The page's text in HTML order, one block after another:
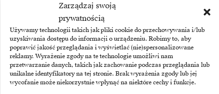
Zarządzaj swoją
prywatnością
Używamy technologii takich jak pliki cookie do przechowywania i/lub
uzyskiwania dostępu do informacji o urządzeniu. Robimy to, aby
poprawić jakość przeglądania i wyświetlać (nie)spersonalizowane
reklamy. Wyrażenie zgody na te technologie umożliwi nam
przetwarzanie danych, takich jak zachowanie podczas przeglądania lub
unikalne identyfikatory na tej stronie. Brak wyrażenia zgody lub jej
wycofanie może niekorzystnie wpłynąć na niektóre cechy i funkcje.
czołówce –
jest tego pewien.
Współpraca przebiega
nadzwyczaj dobrze,
a wyraźnie oddzielone,
charakterystyczne dla